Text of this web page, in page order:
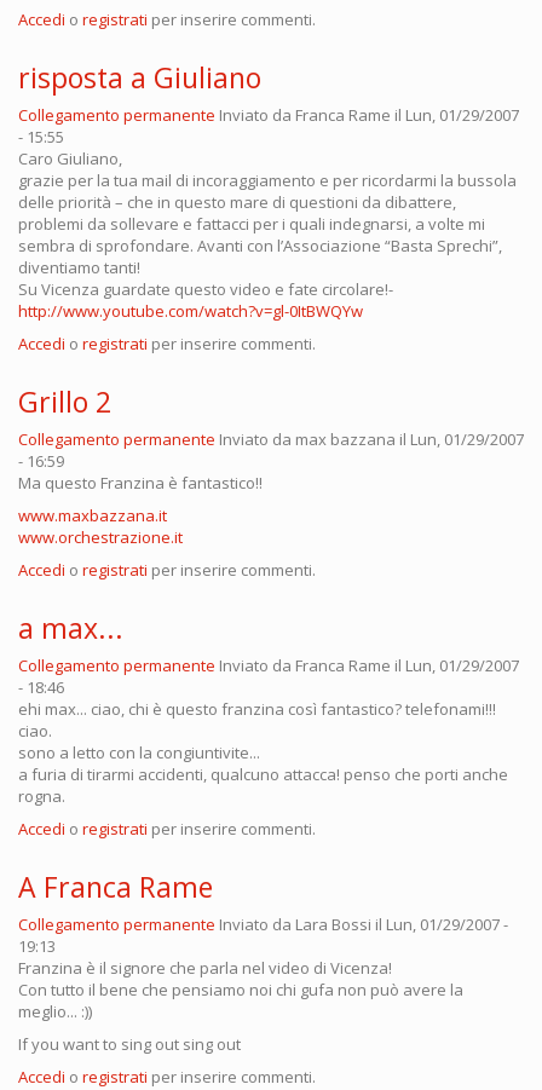
Accedi o registrati per inserire commenti.
risposta a Giuliano
Collegamento permanente Inviato da Franca Rame il Lun, 01/29/2007
- 15:55
Caro Giuliano,
grazie per la tua mail di incoraggiamento e per ricordarmi la bussola
delle priorità – che in questo mare di questioni da dibattere,
problemi da sollevare e fattacci per i quali indegnarsi, a volte mi
sembra di sprofondare. Avanti con l’Associazione “Basta Sprechi”,
diventiamo tanti!
Su Vicenza guardate questo video e fate circolare!-
http://www.youtube.com/watch?v=gl-0ItBWQYw
Accedi o registrati per inserire commenti.
Grillo 2
Collegamento permanente Inviato da max bazzana il Lun, 01/29/2007
- 16:59
Ma questo Franzina è fantastico!!
www.maxbazzana.it
www.orchestrazione.it
Accedi o registrati per inserire commenti.
a max...
Collegamento permanente Inviato da Franca Rame il Lun, 01/29/2007
- 18:46
ehi max... ciao, chi è questo franzina così fantastico? telefonami!!!
ciao.
sono a letto con la congiuntivite...
a furia di tirarmi accidenti, qualcuno attacca! penso che porti anche
rogna.
Accedi o registrati per inserire commenti.
A Franca Rame
Collegamento permanente Inviato da Lara Bossi il Lun, 01/29/2007 -
19:13
Franzina è il signore che parla nel video di Vicenza!
Con tutto il bene che pensiamo noi chi gufa non può avere la
meglio... :))
If you want to sing out sing out
Accedi o registrati per inserire commenti.